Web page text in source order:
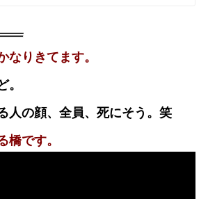
なりきてます。
。
人の顔、全員、死にそう。笑
橋です。